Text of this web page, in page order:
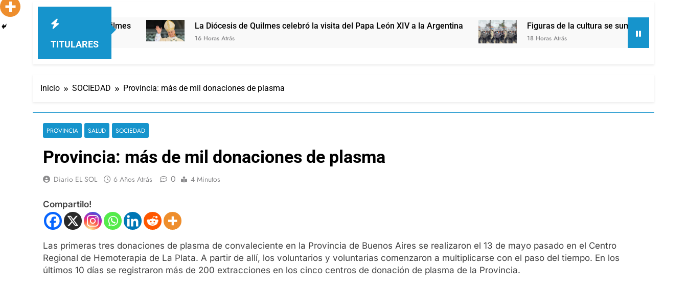
TITULARES
en la sede de Quilmes La Diócesis de Quilmes celebró la visita del Papa León XIV a la Argentina
16 Horas Atrás
Figuras de la cultura se sumaron a la marcha frente
18 Horas Atrás
Inicio SOCIEDAD Provincia: más de mil donaciones de plasma
PROVINCIA SALUD SOCIEDAD
Provincia: más de mil donaciones de plasma
Diario EL SOL 6 Años Atrás 0 4 Minutos
Compartilo!
Las primeras tres donaciones de plasma de convaleciente en la Provincia de Buenos Aires se realizaron el 13 de mayo pasado en el Centro
Regional de Hemoterapia de La Plata. A partir de allí, los voluntarios y voluntarias comenzaron a multiplicarse con el paso del tiempo. En los
últimos 10 días se registraron más de 200 extracciones en los cinco centros de donación de plasma de la Provincia.